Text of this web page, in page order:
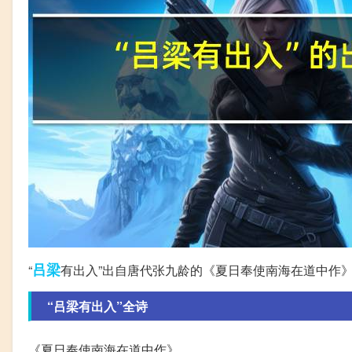
“吕梁有出入”出自唐代张九龄的《夏日奉使南海在道中作
“吕梁有出入”全诗